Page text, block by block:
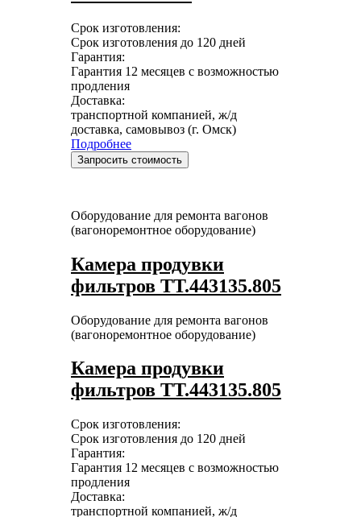
Срок изготовления:
Срок изготовления до 120 дней
Гарантия:
Гарантия 12 месяцев с возможностью
продления
Доставка:
транспортной компанией, ж/д
доставка, самовывоз (г. Омск)
Подробнее
Запросить стоимость
Оборудование для ремонта вагонов
(вагоноремонтное оборудование)
Камера продувки
фильтров ТТ.443135.805
Оборудование для ремонта вагонов
(вагоноремонтное оборудование)
Камера продувки
фильтров ТТ.443135.805
Срок изготовления:
Срок изготовления до 120 дней
Гарантия:
Гарантия 12 месяцев с возможностью
продления
Доставка:
транспортной компанией, ж/д